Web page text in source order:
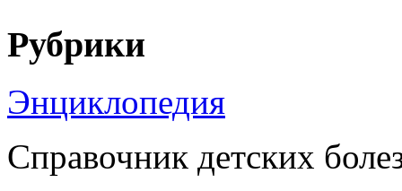
Рубрики
Энциклопедия
Справочник детских